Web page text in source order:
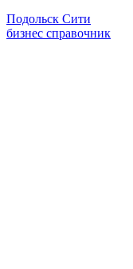
Подольск Сити
бизнес справочник